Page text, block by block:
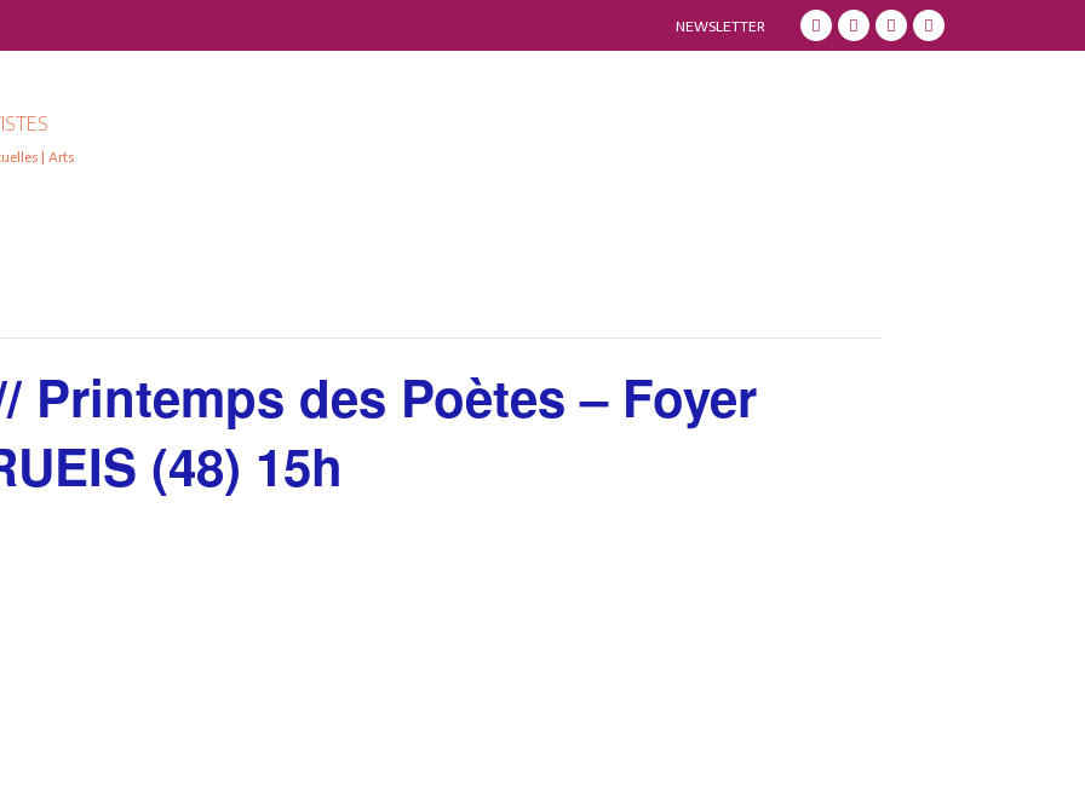
NEWSLETTER
| Arts
Printemps des Poètes – Foyer
(48) 15h